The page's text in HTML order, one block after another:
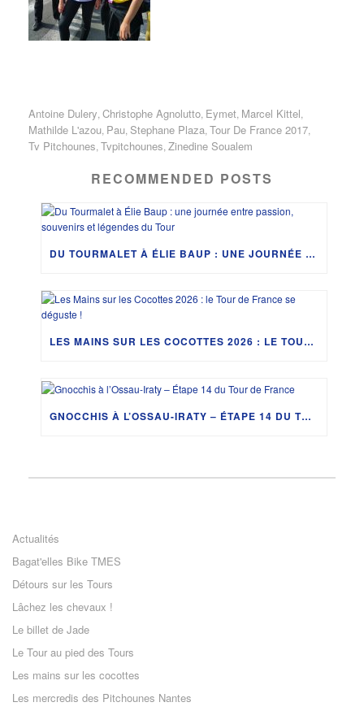
Antoine Dulery Christophe Agnolutto Eymet Marcel Kittel
Mathilde L'azou Pau Stephane Plaza Tour De France 2017
Tv Pitchounes Tvpitchounes Zinedine Soualem
RECOMMENDED POSTS
DU TOURMALET À ÉLIE BAUP : UNE JOURNÉE ENTRE PASSION, SOUVENIRS ET LÉGENDES DU TOUR
LES MAINS SUR LES COCOTTES 2026 : LE TOUR DE FRANCE SE DÉGUSTE !
GNOCCHIS À L’OSSAU-IRATY – ÉTAPE 14 DU TOUR DE FRANCE
Actualités
Bagat'elles Bike TMES
Détours sur les Tours
Lâchez les chevaux !
Le billet de Jade
Le Tour au pied des Tours
Les mains sur les cocottes
Les mercredis des Pitchounes Nantes